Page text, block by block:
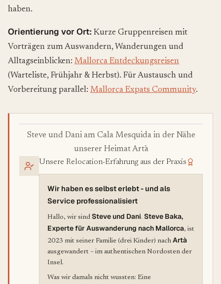
haben.
Orientierung vor Ort: Kurze Gruppenreisen mit
Vorträgen zum Auswandern, Wanderungen und
Alltagseinblicken: Mallorca Entdeckungsreisen
(Warteliste, Frühjahr & Herbst). Für Austausch und
Vorbereitung parallel: Mallorca Expats Community.
Steve und Dani am Cala Mesquida in der Nähe
unserer Heimat Artà
Unsere Relocation-Erfahrung aus der Praxis
Wir haben es selbst erlebt - und als
Service professionalisiert
Hallo, wir sind Steve und Dani. Steve Baka,
Experte für Auswanderung nach Mallorca, ist
2023 mit seiner Familie (drei Kinder) nach Artà
ausgewandert – im authentischen Nordosten der
Insel.
Was wir damals nicht wussten: Eine